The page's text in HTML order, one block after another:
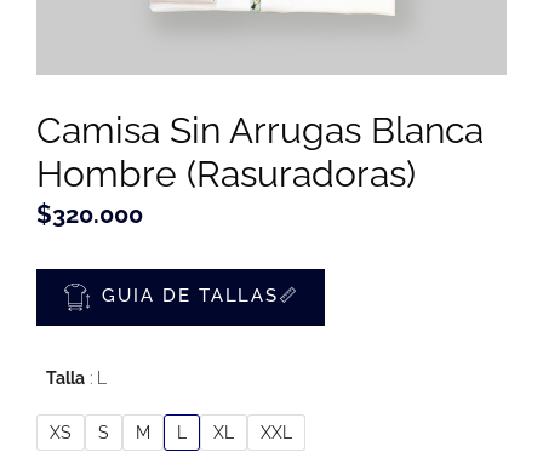
Camisa Sin Arrugas Blanca
Hombre (Rasuradoras)
$320.000
GUIA DE TALLAS📏
Talla L
XS S M L XL XXL